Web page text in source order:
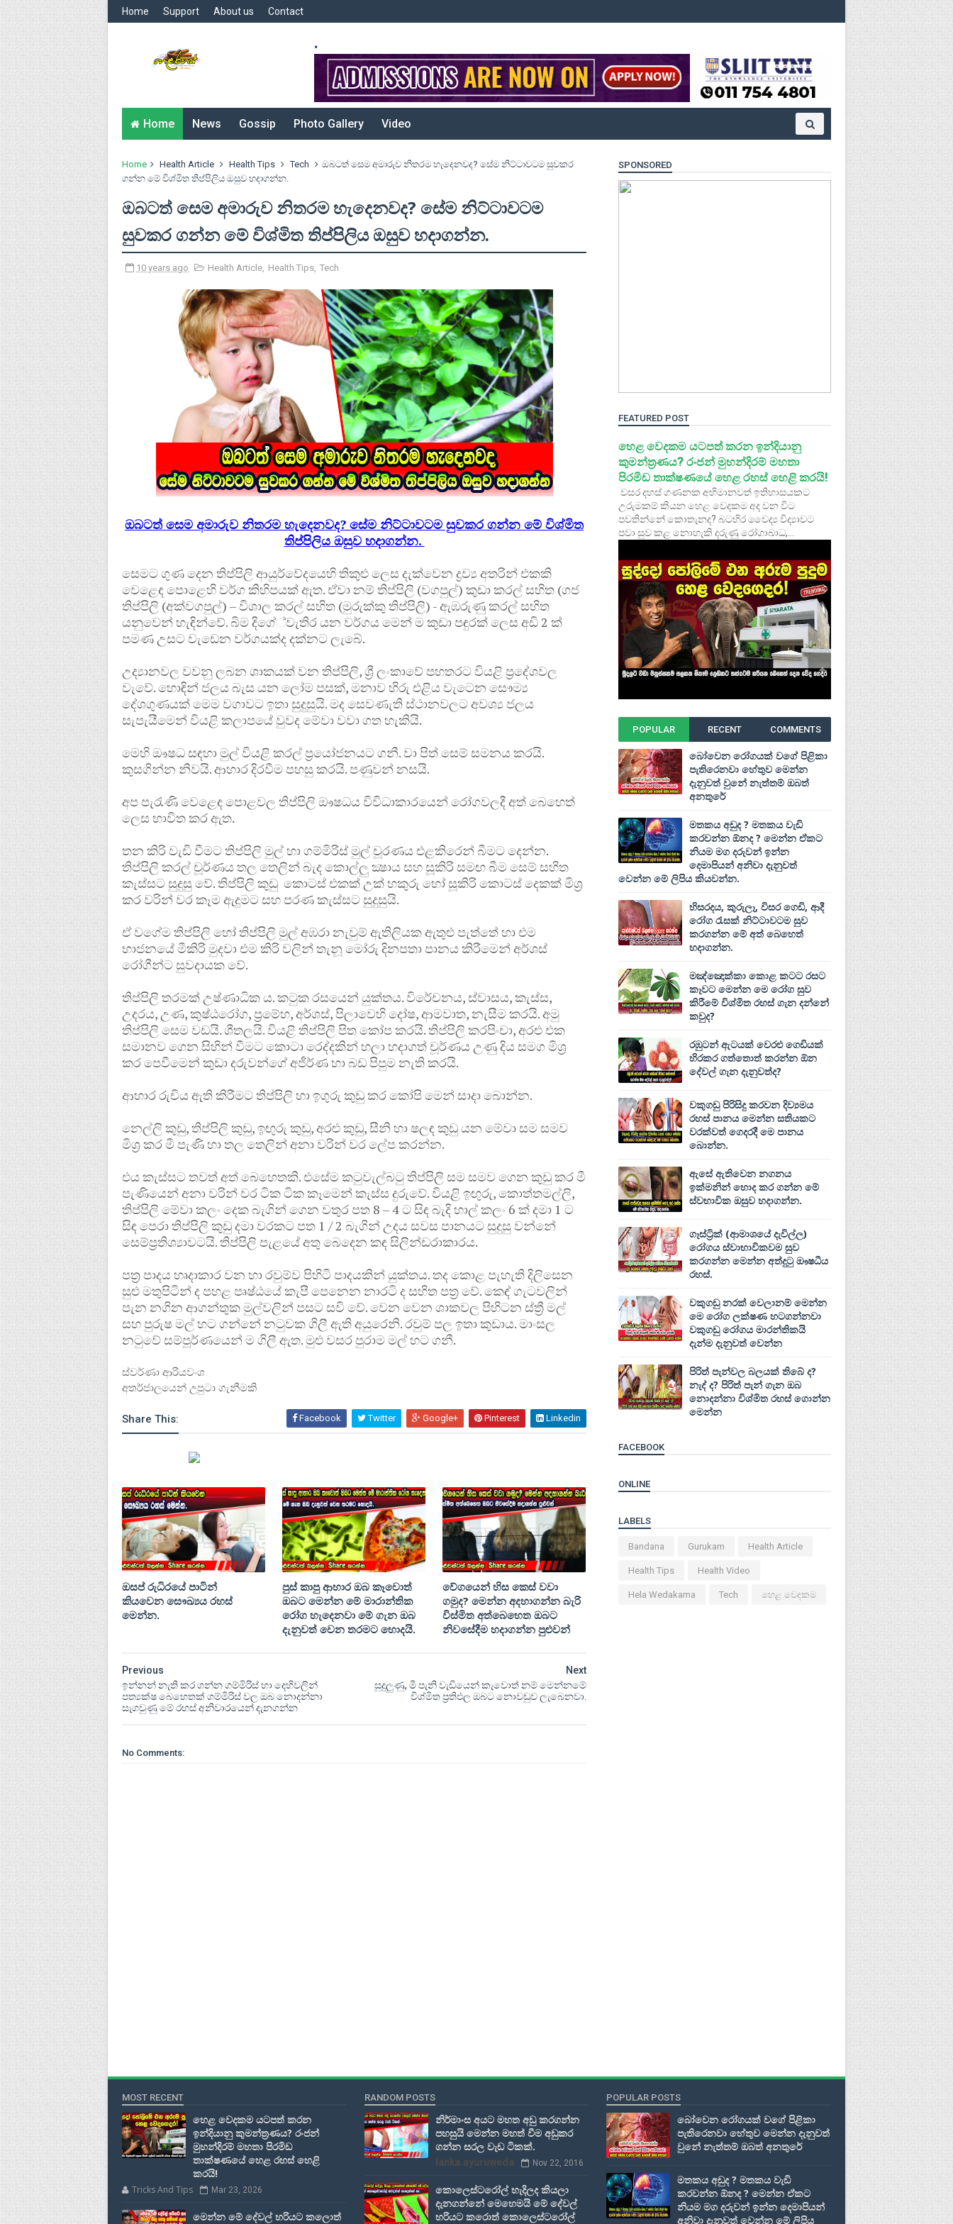
Home Support About us Contact
.
Home News Gossip Photo Gallery Video
Home Health Article Health Tips Tech
ඔබටත් සෙම අමාරුව නිතරම හැදෙනවද? සේම නිට්ටාවටම සුවකර
ගන්න මේ විශ්මිත තිප්පිලිය ඔසුව හදාගන්න.
ඔබටත් සෙම අමාරුව නිතරම හැදෙනවද? සේම නිට්ටාවටම
සුවකර ගන්න මේ විශ්මිත තිප්පිලිය ඔසුව හදාගන්න.
10 years ago Health Article, Health Tips, Tech
ඔබටත් සෙම අමාරුව නිතරම හැදෙනවද? සේම නිට්ටාවටම සුවකර ගන්න මේ විශ්මිත
තිප්පිලිය ඔසුව හදාගන්න.
සෙමට ගුණ දෙන තිප්පිලි ආයුර්වේදයෙහි තිකුළු ලෙස දැක්වෙන ද්‍රව්‍ය අතරින් එකකි
වෙළෙඳ පොළෙහි වර්ග කිහිපයක් ඇත. ඒවා නම් තිප්පිලි (වගපුල්) කුඩා කරල් සහිත (ගජ
තිප්පිලි (අක්වගපුල්) – විශාල කරල් සහිත (මුරුක්කු තිප්පිලි) - ඇඹරුණු කරල් සහිත
යනුවෙන් හැඳින්වේ. බිම දිගේ්වැතිර යන වර්ගය මෙන් ම කුඩා පඳුරක් ලෙස අඩි 2 ක්
පමණ උසට වැඩෙන වර්ගයක්ද දක්නට ලැබේ.
උද්‍යානවල වවනු ලබන ශාකයක් වන තිප්පිලි, ශ්‍රී ලංකාවේ පහතරට වියළි ප්‍රදේශවල
වැවේ. හොඳින් ජලය බැස යන ලෝම පසක්, මනාව හිරු එළිය වැටෙන සෞම්‍ය
දේශගුණයක් මෙම වගාවට ඉතා සුදුසුයි. මද සෙවණැති ස්ථානවලට අවශ්‍ය ජලය
සැපැයීමෙන් වියළි කලාපයේ වුවද මේවා වවා ගත හැකියි.
මෙහි ඖෂධ සඳහා මුල් වියළි කරල් ප්‍රයෝජනයට ගනී. වා පිත් සෙම් සමනය කරයි.
කුසගින්න නිවයි. ආහාර දිරවීම පහසු කරයි. පණුවන් නසයි.
අප පැරැණි වෙළෙඳ පොළවල තිප්පිලි ඖෂධය විවිධාකාරයෙන් රෝගවලදී අත් බෙහෙත්
ලෙස භාවිත කර ඇත.
තන කිරි වැඩි වීමට තිප්පිලි මුල් හා ගම්මිරිස් මුල් චූරණය එළකිරෙන් බීමට දෙන්න.
තිප්පිලි කරල් චූර්ණය තල තෙලින් බැද කොල්ලු ක්‍ෂාය සහ සූකිරි සමඟ බීම සෙම් සහිත
කැස්සට සුදුසු වේ. තිප්පිලි කුඩු කොටස් එකක් උක් හකුරු හෝ සූකිරි කොටස් දෙකක් මිශ්‍ර
කර වරින් වර කෑම ඇදුමට සහ පරණ කැස්සට සුදුසුයි.
ඒ වගේම තිප්පිලි හෝ තිප්පිලි මුල් අඹරා නැවුම් ඇතිලියක ඇතුළු පැත්තේ හා එම
භාජනයේ මීකිරි මුදවා එම කිරි වලින් තැනූ මෝරු දිනපතා පානය කිරීමෙන් අර්ශස්
රෝගීන්ට සුවදායක වේ.
තිප්පිලි තරමක් උෂ්ණාධික ය. කටුක රසයෙන් යුක්තය. විරේචනය, ස්වාසය, කැස්ස,
උදරය, උණ, කුෂ්ඨරෝග, ප්‍රමේහ, අර්ශස්, පිලාවෙහි දෝෂ, ආමවාත, නැසීම කරයි. අමු
තිප්පිලි සෙම වඩයි. ශීතලයි. වියළි තිප්පිලි පිත කෝප කරයි. තිප්පිලි කරපිංචා, අරළු එක
සමානව ගෙන සිහින් වීමට කොටා රෙද්දකින් හලා හදාගත් චූර්ණය උණු දිය සමග මිශ්‍ර
කර පෙවීමෙන් කුඩා දරුවන්ගේ අජීර්ණ හා බඩ පිපුම නැති කරයි.
ආහාර රුචිය ඇති කිරීමට තිප්පිලි හා ඉගුරු කුඩු කර කෝපි මෙන් සාදා බොන්න.
නෙල්ලි කුඩු, තිප්පිලි කුඩු, ඉඟුරු කුඩු, අරළු කුඩු, සීනි හා ෂලඳ කුඩු යන මේවා සම සමව
මිශ්‍ර කර මී පැණි හා තල තෙලින් අනා වරින් වර ලේප කරන්න.
එය කැස්සට තවත් අත් බෙහෙතකි. එසේම කටුවැල්බටු තිප්පිලි සම සමව ගෙන කුඩු කර මී
පැණියෙන් අනා වරින් වර ටික ටික කෑමෙන් කැස්ස දුරුවේ. වියළි ඉඟුරු, කොත්තමල්ලි,
තිප්පිලි මේවා කලං දෙක බැගින් ගෙන වතුර පත 8 – 4 ට සිඳ බැදි හාල් කලං 6 ක් දමා 1 ට
සිඳ පෙරා තිප්පිලි කුඩු දමා වරකට පත 1 / 2 බැගින් උදය සවස පානයට සුදුසු වන්නේ
සෙම්ප්‍රතිශ්‍යාවටයි. තිප්පිලි පැළයේ අතු බෙදෙන කඳ සිලින්ඩරාකාරය.
පත්‍ර පාදය හෘදාකාර වන හා රවුම්ව පිහිටි පාදයකින් යුක්තය. තද කොළ පැහැති දිලිසෙන
සුළු මතුපිටින් ද පහළ පෘෂ්ඨයේ කැපී පෙනෙන නාරටි ද සහිත පත්‍ර වේ. කෙඳ් ගැටවලින්
පැන නගින ආගන්තුක මුල්වලින් පසට සවි වේ. වෙන වෙන ශාකවල පිහිටන ස්ත්‍රී මල්
සහ පුරුෂ මල් හට ගන්නේ නටුවක ගිලී ඇති අයුරෙනි. රවුම් පල ඉතා කුඩාය. මාංසල
නටුවේ සම්පූර්ණයෙන් ම ගිලී ඇත. මුළු වසර පුරාම මල් හට ගනී.
ස්වර්ණා ආරියවංශ
අතර්ජාලයෙන් උපුටා ගැනීමකි
Share This: Facebook Twitter Google+ Pinterest Linkedin
ඔසප් රුධිරයේ පාටින්
කියවෙන සෞඛ්‍යය රහස්
මෙන්න.
පුස් කාපු ආහාර ඔබ කෑවොත්
ඔබට මෙන්න මේ මාරාන්තික
රෝග හැදෙනවා මේ ගැන ඔබ
දැනුවත් වෙන තරමට හොදයි.
වේගයෙන් හිස කෙස් වවා
ගමුද? මෙන්න අදහාගන්න බැරි
විස්මිත අත්බෙහෙත ඔබට
නිවසේදීම හදාගන්න පුළුවන්
Next
සුදුලුණු, මී පැනි වැඩියෙන් කැවොත් නම් මෙන්නමේ
විශ්මිත ප්‍රතිඵල ඔබට නොවඩුව ලැබෙනවා.
Previous
ඉන්නන් නැති කර ගන්න ගම්මිරිස් හා දෙහිවලින්
පත්‍යක්ෂ බෙහෙතක් ගම්මිරිස් වල ඔබ නොදන්නා
සැගවුණු මේ රහස් අනිවාරයෙන් දැනගන්න
No Comments:
SPONSORED
FEATURED POST
හෙළ වෙදකම යටපත් කරන ඉන්දියානු
කුමන්ත්‍රණය? රංජන් මුහන්දිරම් මහතා
පිරමිඩ තාක්ෂණයේ හෙළ රහස් හෙළි කරයි!
වසර දහස් ගණනක අභිමානවත් ඉතිහාසයකට
උරුමකම් කියන හෙළ වෙදකම අද වන විට
පවතින්නේ කොතැනද? බටහිර වෛද්‍ය විද්‍යාවට
පවා සුව කළ නොහැකි දරුණු රෝගාබාධ,...
POPULAR RECENT COMMENTS
බෝවෙන රෝගයක් වගේ පිළිකා
පැතිරෙනවා හේතුව මෙන්න
දැනුවත් වුනේ නැත්තම් ඔබත්
අනතුරේ
මතකය අඩුද ? මතකය වැඩි
කරවන්න ඕනද ? මෙන්න ඒකට
නියම මග දරුවන් ඉන්න
දෙමාපියන් අනිවා දැනුවත්
වෙන්න මේ ලිපිය කියවන්න.
හිසරදය, කුරුලෑ, විසර ගෙඩි, ආදී
රෝග රැසක් නිට්ටාවටම සුව
කරගන්න මේ අත් බෙහෙත්
හදාගන්න.
මඤ්ඤොක්‌කා කොළ කටට රසට
කෑවට මෙන්න මෙ රෝග සුව
කිරීමේ විශ්මිත රහස් ගැන දන්නේ
කවුද?
රඹුටන් ඇටයක් වෙරළු ගෙඩියක්
හිරකර ගත්තොත් කරන්න ඕන
දේවල් ගැන දැනුවත්ද?
වකුගඩු පිරිසිදු කරවන දිව්‍යමය
රහස් පානය මෙන්න සතියකට
වරක්වත් ගෙදරදී මෙ පානය
බොන්න.
ඇසේ ඇතිවෙන නගනය
ඉක්මනින් හොද කර ගන්න මේ
ස්වභාවික ඔසුව හදාගන්න.
ගෑස්ට්‍රික් (ආමාශයේ දැවිල්ල)
රෝගය ස්වාභාවිකවම සුව
කරගන්න මෙන්න අත්දුටු ඖෂධීය
රහස්.
වකුගඩු නරක් වෙලානම් මෙන්න
මෙ රෝග ලක්ෂණ හටගන්නවා
වකුගඩු රෝගය මාරන්තිකයි
දැන්ම දැනුවත් වෙන්න
පිරිත් පැන්වල බලයක් තිබේ ද?
නැද් ද? පිරිත් පැන් ගැන ඔබ
නොදන්නා විශ්මිත රහස් ගොන්න
මෙන්න
FACEBOOK
ONLINE
LABELS
Bandana Gurukam Health Article
Health Tips Health Video
Hela Wedakama Tech හෙළ වෙදකම
MOST RECENT
හෙළ වෙදකම යටපත් කරන
ඉන්දියානු කුමන්ත්‍රණය? රංජන්
මුහන්දිරම් මහතා පිරමිඩ
තාක්ෂණයේ හෙළ රහස් හෙළි
කරයි!
Tricks And Tips Mar 23, 2026
මෙන්න මේ දේවල් හරියට කලොත්
RANDOM POSTS
නිර්මාංස අයට මහත අඩු කරගන්න
පහසුයි මෙන්න මහත් වීම අඩුකර
ගන්න සරල වැඩ ටිකක්.
lanka.ayuruweda Nov 22, 2016
කොලෙස්ටරෝල් හැදිලද කියලා
දැනගන්නේ මෙහෙමයි මේ දේවල්
හරියට කරොත් කොලෙස්ටරෝල්
POPULAR POSTS
බෝවෙන රෝගයක් වගේ පිළිකා
පැතිරෙනවා හේතුව මෙන්න දැනුවත්
වුනේ නැත්තම් ඔබත් අනතුරේ
මතකය අඩුද ? මතකය වැඩි
කරවන්න ඕනද ? මෙන්න ඒකට
නියම මග දරුවන් ඉන්න දෙමාපියන්
අනිවා දැනුවත් වෙන්න මේ ලිපිය